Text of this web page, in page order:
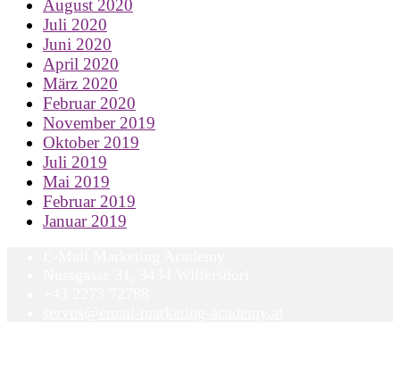
August 2020
Juli 2020
Juni 2020
April 2020
März 2020
Februar 2020
November 2019
Oktober 2019
Juli 2019
Mai 2019
Februar 2019
Januar 2019